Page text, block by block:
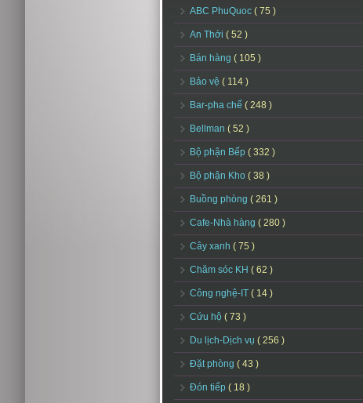
ABC PhuQuoc ( 75 )
An Thới ( 52 )
Bán hàng ( 105 )
Bảo vệ ( 114 )
Bar-pha chế ( 248 )
Bellman ( 52 )
Bộ phận Bếp ( 332 )
Bộ phận Kho ( 38 )
Buồng phòng ( 261 )
Cafe-Nhà hàng ( 280 )
Cây xanh ( 75 )
Chăm sóc KH ( 62 )
Công nghệ-IT ( 14 )
Cứu hộ ( 73 )
Du lịch-Dịch vụ ( 256 )
Đặt phòng ( 43 )
Đón tiếp ( 18 )